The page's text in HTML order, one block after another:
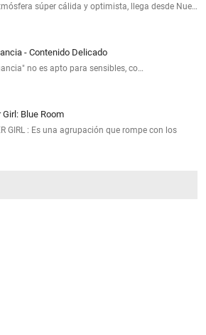
súper cálida y optimista, llega desde Nue…
- Contenido Delicado
no es apto para sensibles, co…
Girl: Blue Room
GIRL : Es una agrupación que rompe con los